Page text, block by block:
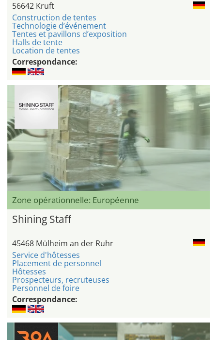
56642 Kruft
Construction de tentes
Technologie d’événement
Tentes et pavillons d’exposition
Halls de tente
Location de tentes
Correspondance:
Zone opérationnelle: Européenne
Shining Staff
45468 Mülheim an der Ruhr
Service d'hôtesses
Placement de personnel
Hôtesses
Prospecteurs, recruteuses
Personnel de foire
Correspondance: